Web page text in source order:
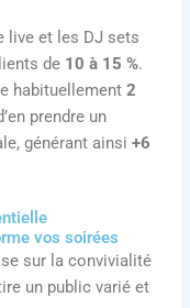
live et les DJ sets
de 10 à 15 %.
habituellement2
prendre un
générant ainsi+6
vos soirées
sur la convivialité
un public varié et